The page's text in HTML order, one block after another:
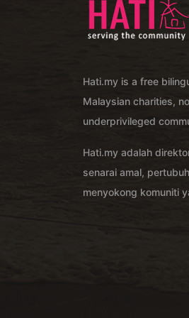
Hati.my is a free
Malaysian charities,
underprivileged
Hati.my adalah
senarai amal,
menyokong komuniti